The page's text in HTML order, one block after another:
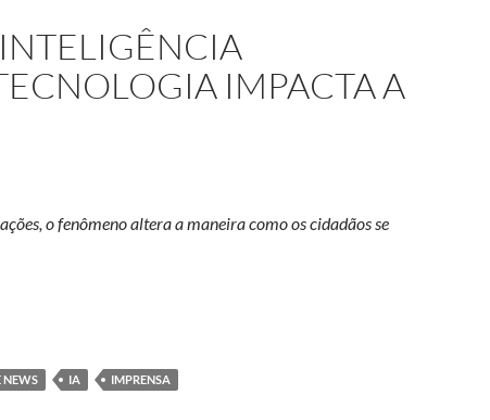
IMPACTA A
o fenômeno altera a maneira como os cidadãos se
da inteligência artificial: como a tecnologia impacta a democracia
NEWS IA IMPRENSA